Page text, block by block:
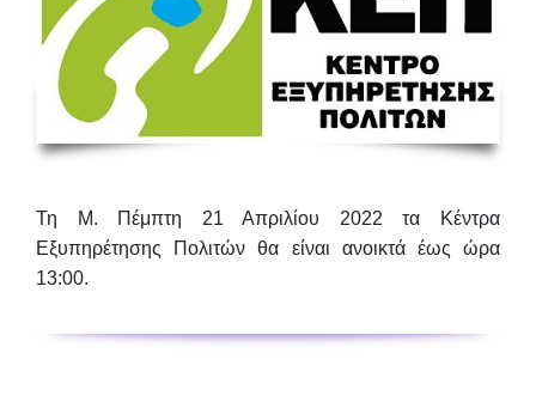
Τη Μ. Πέμπτη 21 Απριλίου 2022 τα Κέντρα
Εξυπηρέτησης Πολιτών θα είναι ανοικτά έως ώρα
13:00.